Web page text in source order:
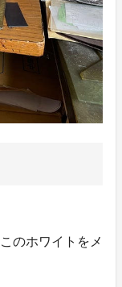
のホワイトをメ